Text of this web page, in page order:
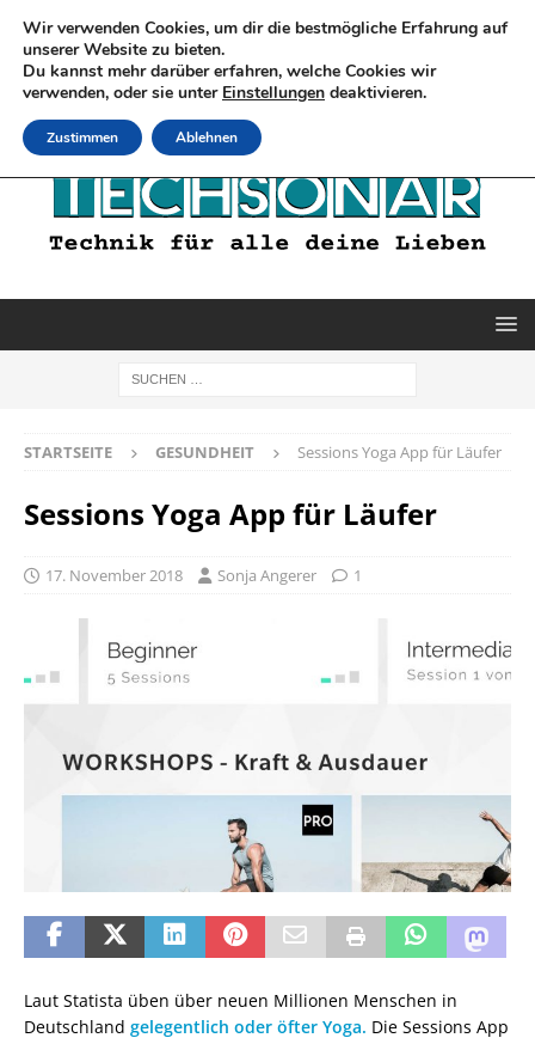
STARTSEITE GESUNDHEIT Sessions Yoga App für Läufer
Sessions Yoga App für Läufer
17. November 2018 Sonja Angerer 1
Laut Statista üben über neuen Millionen Menschen in
Deutschland gelegentlich oder öfter Yoga. Die Sessions App
Wir verwenden Cookies, um dir die bestmögliche Erfahrung auf
unserer Website zu bieten.
Du kannst mehr darüber erfahren, welche Cookies wir
verwenden, oder sie unter Einstellungen deaktivieren.
Zustimmen Ablehnen